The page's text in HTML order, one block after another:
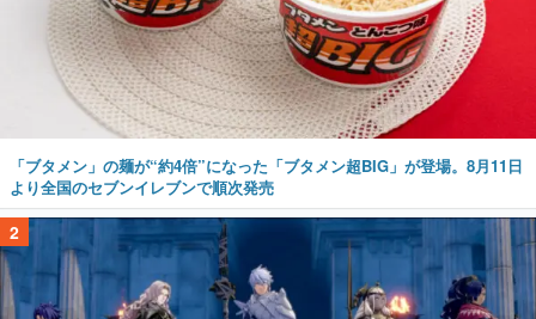
「ブタメン」の麺が“約4倍”になった「ブタメン超BIG」が登場。8月11日
より全国のセブンイレブンで順次発売
2